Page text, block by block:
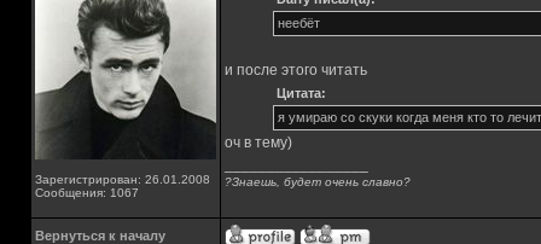
Зарегистрирован: 26.01.2008
Сообщения: 1067
неебёт
и после этого читать
Цитата:
я умираю со скуки когда меня кто то лечит
оч в тему)
?Знаешь, будет очень славно?
Вернуться к началу